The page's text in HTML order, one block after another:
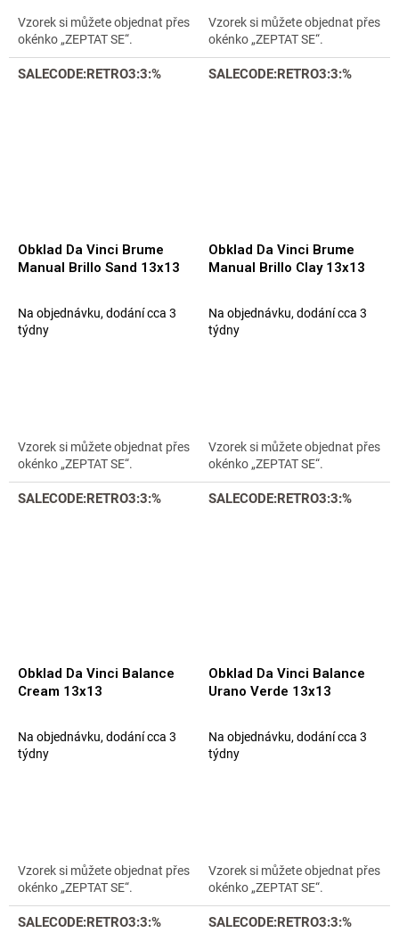
Vzorek si můžete objednat přes
okénko „ZEPTAT SE“.
Vzorek si můžete objednat přes
okénko „ZEPTAT SE“.
SALECODE:RETRO3:3:%
Obklad Da Vinci Brume
Manual Brillo Sand 13x13
Na objednávku, dodání cca 3
týdny
Vzorek si můžete objednat přes
okénko „ZEPTAT SE“.
SALECODE:RETRO3:3:%
Obklad Da Vinci Brume
Manual Brillo Clay 13x13
Na objednávku, dodání cca 3
týdny
Vzorek si můžete objednat přes
okénko „ZEPTAT SE“.
SALECODE:RETRO3:3:%
Obklad Da Vinci Balance
Cream 13x13
Na objednávku, dodání cca 3
týdny
Vzorek si můžete objednat přes
okénko „ZEPTAT SE“.
SALECODE:RETRO3:3:%
Obklad Da Vinci Balance
Urano Verde 13x13
Na objednávku, dodání cca 3
týdny
Vzorek si můžete objednat přes
okénko „ZEPTAT SE“.
SALECODE:RETRO3:3:% SALECODE:RETRO3:3:%